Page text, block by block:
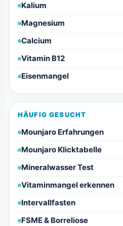
Kalium
Magnesium
Calcium
Vitamin B12
Eisenmangel
HÄUFIG GESUCHT
Mounjaro Erfahrungen
Mounjaro Klicktabelle
Mineralwasser Test
Vitaminmangel erkennen
Intervallfasten
FSME & Borreliose